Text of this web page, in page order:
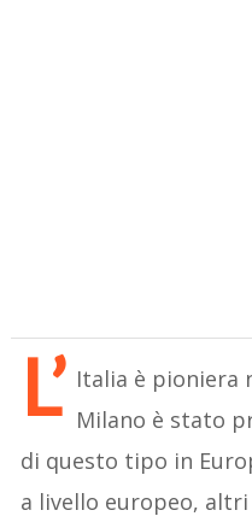
L’ Italia è pioniera
Milano è stato
di questo tipo in
a livello europeo,